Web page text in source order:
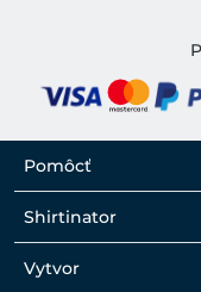
Pomôcť
Shirtinator
Vytvor